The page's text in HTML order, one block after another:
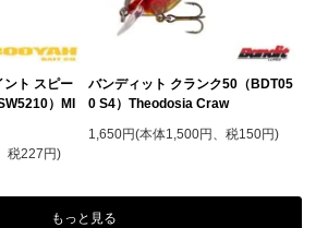
ント スピー
）MI
税227円)
バンディット クランク50（BDT05
0 S4）Theodosia Craw
1,650円(本体1,500円、税150円)
もっと見る